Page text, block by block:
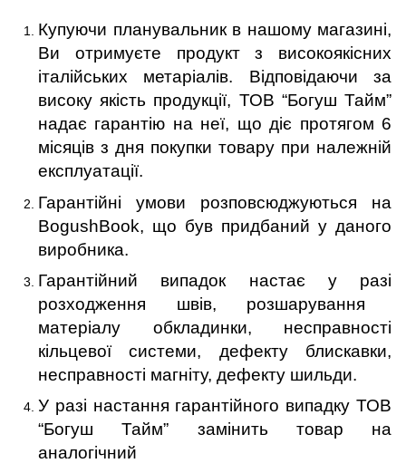
Купуючи планувальник в нашому магазині,
Ви отримуєте продукт з високоякісних
італійських метаріалів. Відповідаючи за
високу якість продукції, ТОВ “Богуш Тайм”
надає гарантію на неї, що діє протягом 6
місяців з дня покупки товару при належній
експлуатації.
Гарантійні умови розповсюджуються на
BogushBook, що був придбаний у даного
виробника.
Гарантійний випадок настає у разі
розходження швів, розшарування
матеріалу обкладинки, несправності
кільцевої системи, дефекту блискавки,
несправності магніту, дефекту шильди.
У разі настання гарантійного випадку ТОВ
“Богуш Тайм” замінить товар на
аналогічний